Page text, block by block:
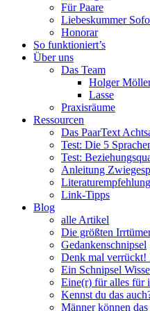
Für Paare
Liebeskummer
Honorar
So funktioniert’s
Über uns
Das Team
Holger
Lasse
Praxisräume
Ressourcen
Das PaarText
Test: Die 5
Test:
Anleitung
Link-Tipps
Blog
alle Artikel
Die größten
Gedankenschnipsel
Denk mal verrückt!
Ein Schnipsel
Eine(r) für alles für
Kennst du das
Männer können das